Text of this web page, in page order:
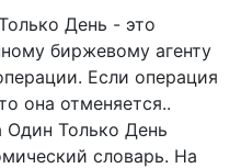
День - это
биржевому агенту
Если операция
она отменяется..
Только День
словарь. На